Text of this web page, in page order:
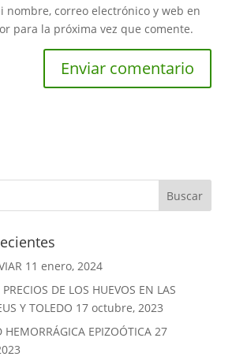
nombre, correo electrónico y web en
para la próxima vez que comente.
11 enero, 2024
DE LOS HUEVOS EN LAS
Y TOLEDO 17 octubre, 2023
HEMORRÁGICA EPIZOÓTICA 27